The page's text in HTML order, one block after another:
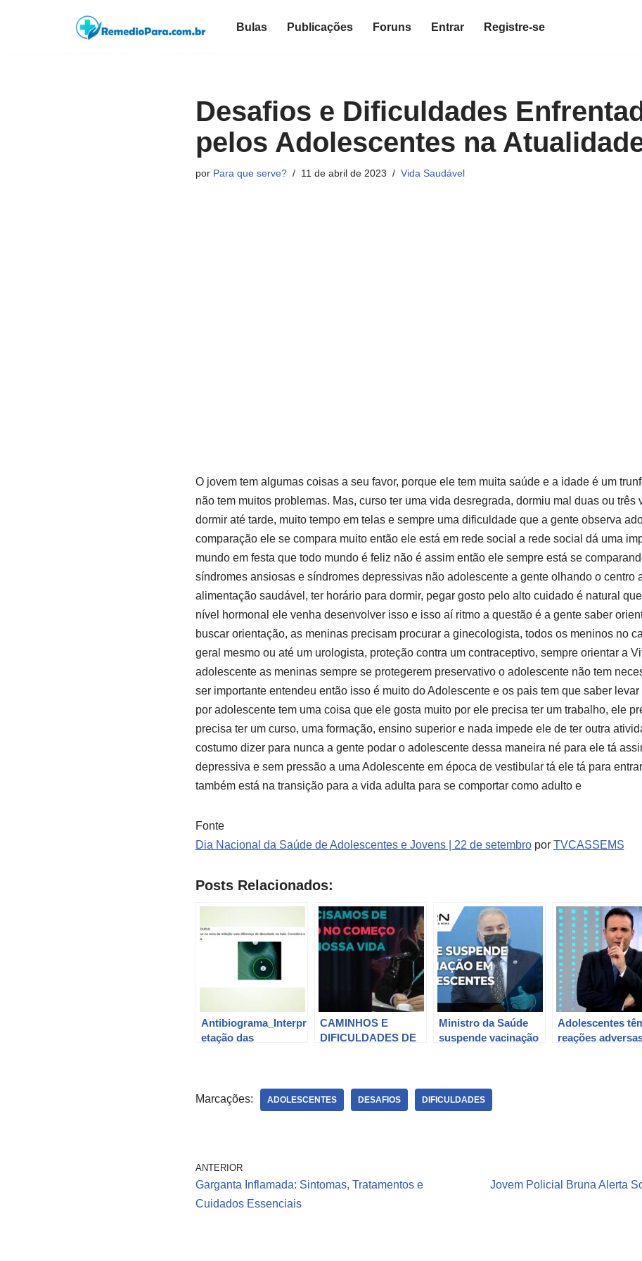
Bulas Publicações Foruns Entrar Registre-se
Desafios e Dificuldades
pelos Adolescentes na
por Para que serve? 11 de abril de 2023 Vida Saudável
O jovem tem algumas coisas a seu favor, porque ele tem muita saúde e a idade é um
não tem muitos problemas. Mas, curso ter uma vida desregrada, dormiu mal duas ou três
dormir até tarde, muito tempo em telas e sempre uma dificuldade que a gente observa
comparação ele se compara muito então ele está em rede social a rede social dá uma
mundo em festa que todo mundo é feliz não é assim então ele sempre está se
síndromes ansiosas e síndromes depressivas não adolescente a gente olhando o centro
alimentação saudável, ter horário para dormir, pegar gosto pelo alto cuidado é natural
nível hormonal ele venha desenvolver isso e isso aí ritmo a questão é a gente saber
buscar orientação, as meninas precisam procurar a ginecologista, todos os meninos no
geral mesmo ou até um urologista, proteção contra um contraceptivo, sempre orientar a
adolescente as meninas sempre se protegerem preservativo o adolescente não tem
ser importante entendeu então isso é muito do Adolescente e os pais tem que saber
por adolescente tem uma coisa que ele gosta muito por ele precisa ter um trabalho, ele
precisa ter um curso, uma formação, ensino superior e nada impede ele de ter outra
costumo dizer para nunca a gente podar o adolescente dessa maneira né para ele tá
depressiva e sem pressão a uma Adolescente em época de vestibular tá ele tá para
também está na transição para a vida adulta para se comportar como adulto e
Fonte
Dia Nacional da Saúde de Adolescentes e Jovens | 22 de setembropor TVCASSEMS
Posts Relacionados:
Antibiograma_Interpr
etação das
CAMINHOS E
DIFICULDADES DE
Ministro da Saúde
suspende vacinação
Adolescentes
reações
Marcações: ADOLESCENTES DESAFIOS DIFICULDADES
ANTERIOR
Garganta Inflamada: Sintomas, Tratamentos e
Cuidados Essenciais
Jovem Policial Bruna Alerta